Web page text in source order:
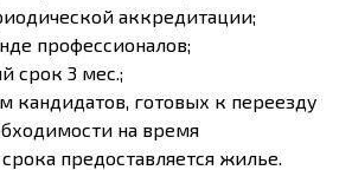
аккредитации;
профессионалов;
срок 3 мес.;
кандидатов, готовых к переезду
на время
предоставляется жилье.